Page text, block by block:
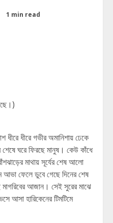
1 min read
ধীরে ধীরে গভীর অমানিশায় ঢেকে
ঘরে ফিরছে মানুষ। কেউ কাঁধে
মাথায় সূর্যের শেষ আলো
ফেলে ডুবে গেছে দিনের শেষ
আজান। সেই সুরের মাঝে
আসা হারিকেনের টিমটিমে